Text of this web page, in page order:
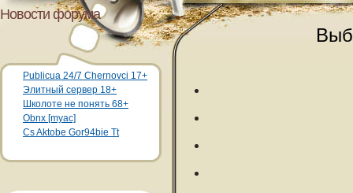
Новости форума
Publicua 24/7 Chernovci 17+
Элитный сервер 18+
Школоте не понять 68+
Obnx [myac]
Cs Aktobe Gor94bie Tt